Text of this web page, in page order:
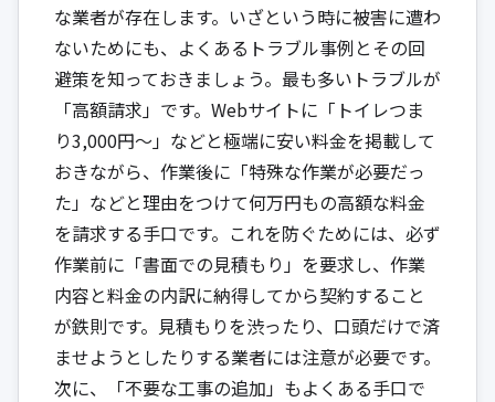
な業者が存在します。いざという時に被害に遭わ
ないためにも、よくあるトラブル事例とその回
避策を知っておきましょう。最も多いトラブルが
「高額請求」です。Webサイトに「トイレつま
り3,000円〜」などと極端に安い料金を掲載して
おきながら、作業後に「特殊な作業が必要だっ
た」などと理由をつけて何万円もの高額な料金
を請求する手口です。これを防ぐためには、必ず
作業前に「書面での見積もり」を要求し、作業
内容と料金の内訳に納得してから契約すること
が鉄則です。見積もりを渋ったり、口頭だけで済
ませようとしたりする業者には注意が必要です。
次に、「不要な工事の追加」もよくある手口で